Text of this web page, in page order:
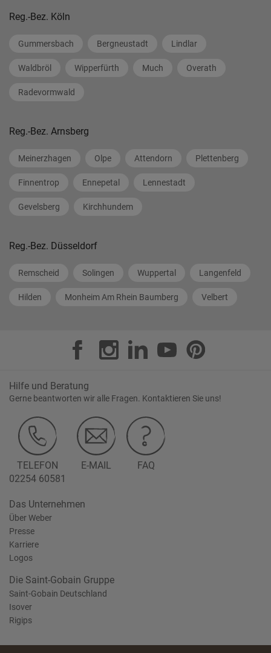
Reg.-Bez. Köln
Gummersbach Bergneustadt Lindlar
Waldbröl Wipperfürth Much Overath
Radevormwald
Reg.-Bez. Arnsberg
Meinerzhagen Olpe Attendorn Plettenberg
Finnentrop Ennepetal Lennestadt
Gevelsberg Kirchhundem
Reg.-Bez. Düsseldorf
Remscheid Solingen Wuppertal Langenfeld
Hilden Monheim Am Rhein Baumberg Velbert
Hilfe und Beratung
Gerne beantworten wir alle Fragen. Kontaktieren Sie uns!
TELEFON
02254 60581
E-MAIL FAQ
Das Unternehmen
Über Weber
Presse
Karriere
Logos
Die Saint-Gobain Gruppe
Saint-Gobain Deutschland
Isover
Rigips